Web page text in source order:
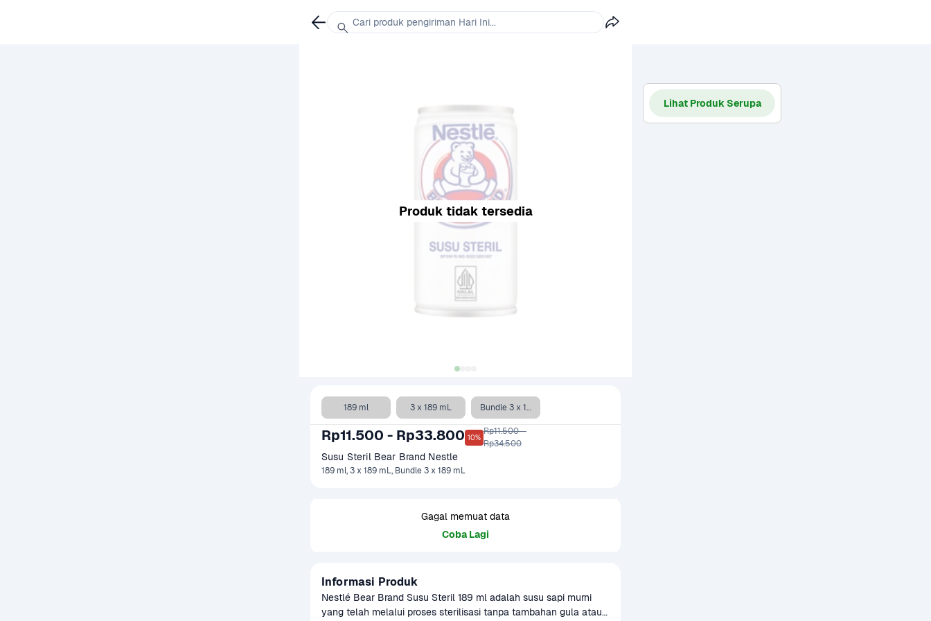
Produk tidak tersedia
189 ml 3 x 189 mL Bundle 3 x 189 mL
Rp11.500 - Rp33.800 10%
Rp11.500 -
Rp34.500
Susu Steril Bear Brand Nestle
189 ml, 3 x 189 mL, Bundle 3 x 189 mL
Gagal memuat data
Coba Lagi
Informasi Produk
Nestlé Bear Brand Susu Steril 189 ml adalah susu sapi murni
yang telah melalui proses sterilisasi tanpa tambahan gula atau
Lihat Produk Serupa
Cari produk pengiriman Hari Ini...